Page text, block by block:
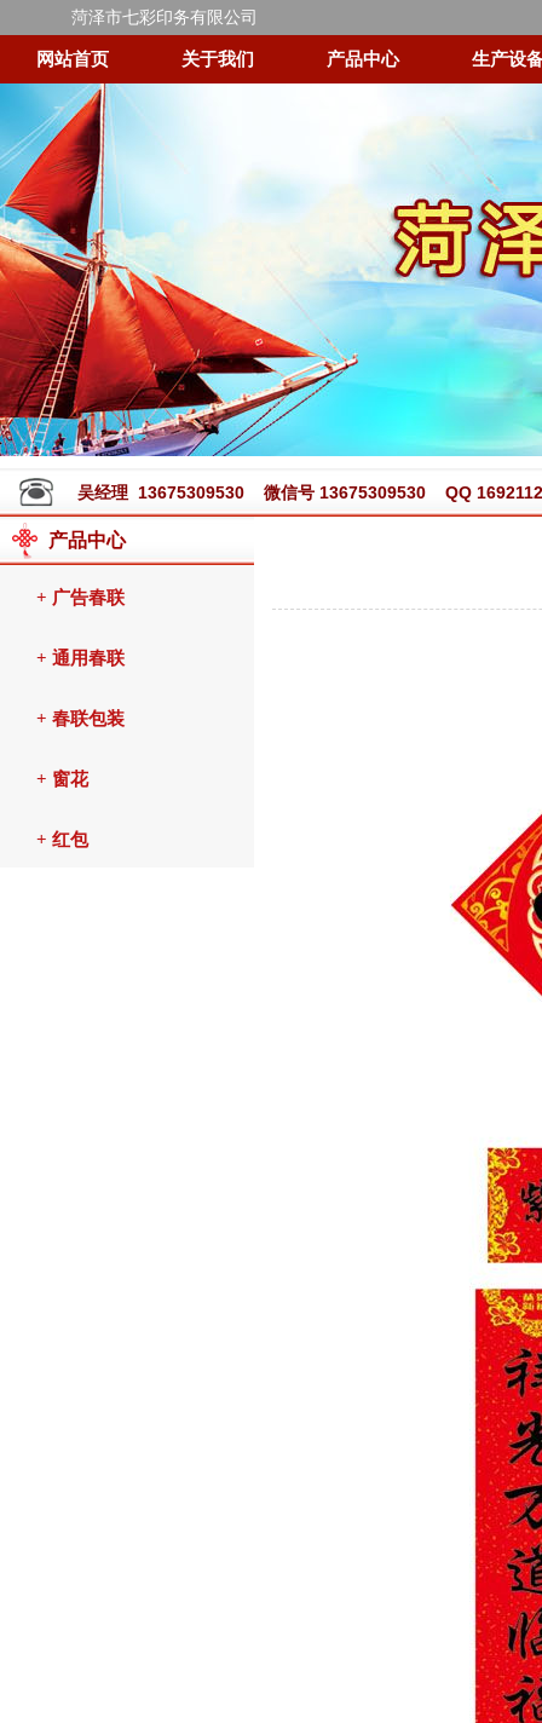
菏泽市七彩印务有限公司
网站首页 关于我们 产品中心 生产设
吴经理 13675309530 微信号 13675309530 QQ
产品中心
+ 广告春联
+ 通用春联
+ 春联包装
+ 窗花
+ 红包